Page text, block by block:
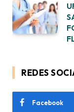
REDES
Facebook